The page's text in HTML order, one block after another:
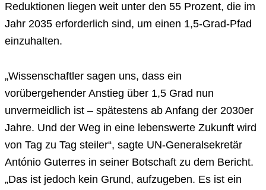
Reduktionen liegen weit unter den 55 Prozent, die im
Jahr 2035 erforderlich sind, um einen 1,5-Grad-Pfad
einzuhalten.
„Wissenschaftler sagen uns, dass ein
vorübergehender Anstieg über 1,5 Grad nun
unvermeidlich ist – spätestens ab Anfang der 2030er
Jahre. Und der Weg in eine lebenswerte Zukunft wird
von Tag zu Tag steiler“, sagte UN-Generalsekretär
António Guterres in seiner Botschaft zu dem Bericht.
„Das ist jedoch kein Grund, aufzugeben. Es ist ein